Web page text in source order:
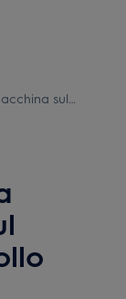
sul